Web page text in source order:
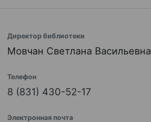
Директор библиотеки
Мовчан Светлана Васильевна
Телефон
8 (831) 430-52-17
Электронная почта